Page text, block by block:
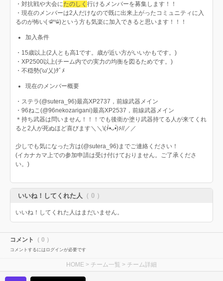
・対抗戦や大会にたのしく 行けるメンバーを募集します！！
・現在のメンバーは2人だけなので既に出来上がったコミュニティに入
るのが怖い( ᵒ̴̶̷᷄꒳ᵒ̴̶̷᷅ )という方も気楽に加入できると思います！！！
加入条件
・15歳以上(2人とも高1です。歳が近い方がいいかもです。)
・XP2500以上(チーム内での実力の均衡を図るためです。)
・不穏勢('ω'乂)ﾀﾞﾒ
現在のメンバー概要
・ステラ(@sutera_96)最高XP2737，前線武器メイン
・96ねこ(@96nekozarigani)最高XP2537，前線武器メイン
＊持ち武器は問いません！！！でも後衛か塗り武器持てる人が来てくれ
ると2人が死ぬほど喜びます＼＼\(۶•̀ᴗ•́)۶//／／
少しでも気になった方は(@sutera_96)までご連絡ください！
(イカナカマ上での参加申請は受け付けておりません。ご了承くださ
い。)
いいね！してくれた人 （ 0 ）
いいね！してくれた人はまだいません。
コメント （ 0 ）
コメントするにはログインが必要です
HOME > チーム一覧 > チーム詳細